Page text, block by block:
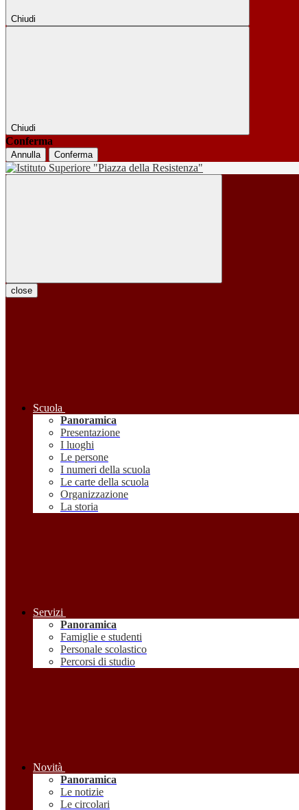
Chiudi
Chiudi
Conferma
Annulla Conferma
close
Scuola
Panoramica
Presentazione
I luoghi
Le persone
I numeri della scuola
Le carte della scuola
Organizzazione
La storia
Servizi
Panoramica
Famiglie e studenti
Personale scolastico
Percorsi di studio
Novità
Panoramica
Le notizie
Le circolari